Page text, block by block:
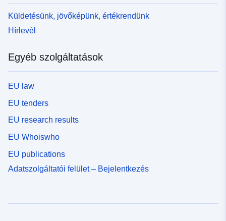
Küldetésünk, jövőképünk, értékrendünk
Hírlevél
Egyéb szolgáltatások
EU law
EU tenders
EU research results
EU Whoiswho
EU publications
Adatszolgáltatói felület – Bejelentkezés